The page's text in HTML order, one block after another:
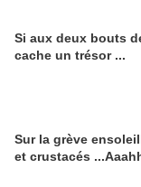
Si aux deux bouts
cache un trésor ...
Sur la grève
et crustacés